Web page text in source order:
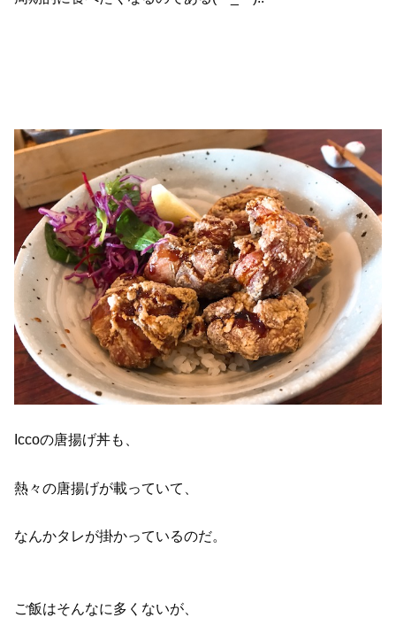
Iccoの唐揚げ丼も、
熱々の唐揚げが載っていて、
なんかタレが掛かっているのだ。
ご飯はそんなに多くないが、